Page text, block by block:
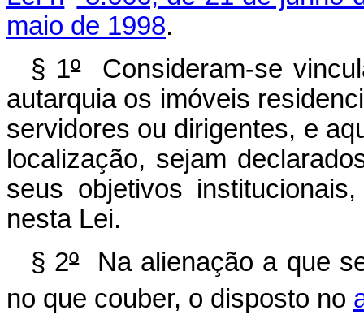
maio de 1998.
§ 1ºConsideram-se
autarquia os imóveis
servidores ou dirigentes, e
localização, sejam
seus objetivos
nesta Lei.
§ 2ºNa alienação a que
no que couber, o disposto no